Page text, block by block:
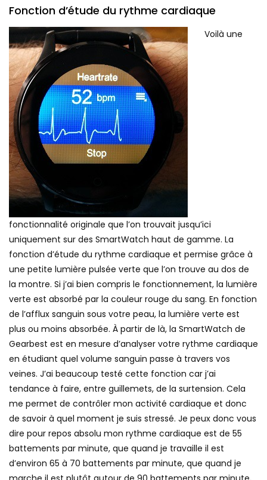
Fonction d’étude du rythme cardiaque
Voilà une
fonctionnalité originale que l’on trouvait jusqu’ici
uniquement sur des SmartWatch haut de gamme. La
fonction d’étude du rythme cardiaque et permise grâce à
une petite lumière pulsée verte que l’on trouve au dos de
la montre. Si j’ai bien compris le fonctionnement, la lumière
verte est absorbé par la couleur rouge du sang. En fonction
de l’afflux sanguin sous votre peau, la lumière verte est
plus ou moins absorbée. À partir de là, la SmartWatch de
Gearbest est en mesure d’analyser votre rythme cardiaque
en étudiant quel volume sanguin passe à travers vos
veines. J’ai beaucoup testé cette fonction car j’ai
tendance à faire, entre guillemets, de la surtension. Cela
me permet de contrôler mon activité cardiaque et donc
de savoir à quel moment je suis stressé. Je peux donc vous
dire pour repos absolu mon rythme cardiaque est de 55
battements par minute, que quand je travaille il est
d’environ 65 à 70 battements par minute, que quand je